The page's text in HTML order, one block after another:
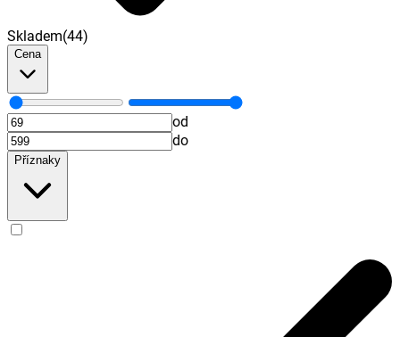
Skladem(44)
Cena
od
do
Příznaky